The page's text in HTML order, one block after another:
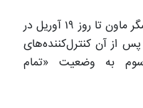
مقامات ناسا گزارش دادند که کاوشگر ماون تا روز ۱۹ آوریل در
از آن کنترل‌کننده‌های
به وضعیت «تمام